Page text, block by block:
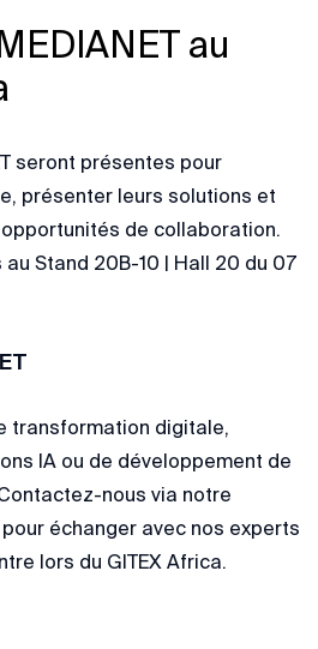
au
seront présentes pour
présenter leurs solutions et
de collaboration.
Stand 20B-10 | Hall 20 du 07
transformation digitale,
IA ou de développement de
nous via notre
pour échanger avec nos experts
lors du GITEX Africa.